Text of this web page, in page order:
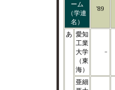
ーム
（学連
名）
'89
あ 愛知
工業
大学
（東
海）
－
亜細